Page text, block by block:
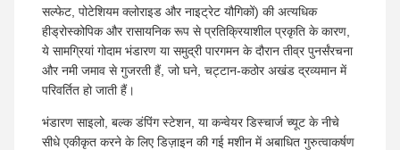
सल्फेट, पोटेशियम क्लोराइड और नाइट्रेट यौगिकों) की अत्यधिक
हीड्रोस्कोपिक और रासायनिक रूप से प्रतिक्रियाशील प्रकृति के कारण,
ये सामग्रियां गोदाम भंडारण या समुद्री पारगमन के दौरान तीव्र पुनर्संरचना
और नमी जमाव से गुजरती हैं, जो घने, चट्टान-कठोर अखंड द्रव्यमान में
परिवर्तित हो जाती हैं।
भंडारण साइलो, बल्क डंपिंग स्टेशन, या कन्वेयर डिस्चार्ज च्यूट के नीचे
सीधे एकीकृत करने के लिए डिज़ाइन की गई मशीन में अबाधित गुरुत्वाकर्षण